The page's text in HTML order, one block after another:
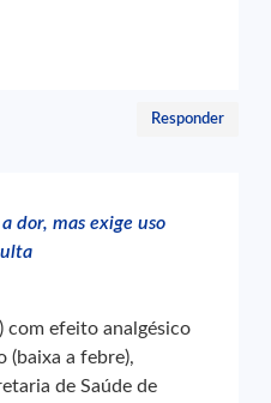
Responder
dor, mas exige uso
com efeito analgésico
(baixa a febre),
de Saúde de